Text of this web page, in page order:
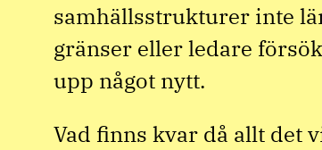
samhällsstrukturer inte
gränser eller ledare
upp något nytt.
Vad finns kvar då allt det